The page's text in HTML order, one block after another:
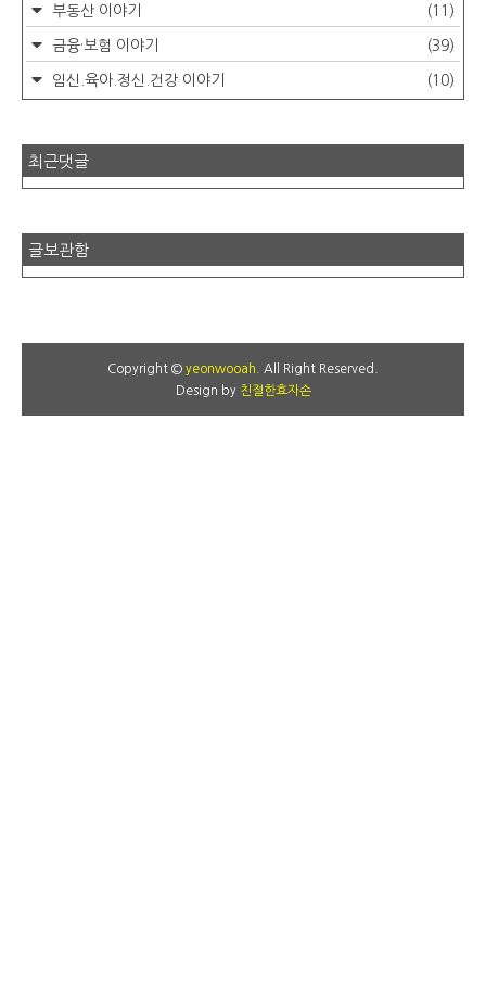
부동산 이야기 (11)
금융·보험 이야기 (39)
임신.육아.정신.건강 이야기 (10)
최근댓글
글보관함
Copyright © yeonwooah . All Right Reserved.
Design by 친절한효자손